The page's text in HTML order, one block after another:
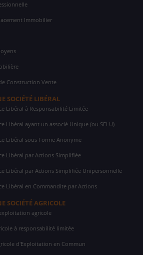
Immobilier
de Construction Vente
SOCIÉTÉ LIBÉRAL
Libéral à Responsabilité Limitée
Libéral ayant un associé Unique (ou SELU)
Libéral sous Forme Anonyme
Libéral par Actions Simplifiée
Libéral par Actions Simplifiée Unipersonnelle
Libéral en Commandite par Actions
SOCIÉTÉ AGRICOLE
agricole
à responsabilité limitée
d'Exploitation en Commun